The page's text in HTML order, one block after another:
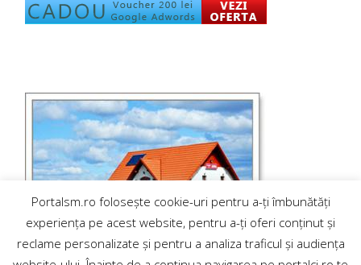
Portalsm.ro folosește cookie-uri pentru a-ți îmbunătăți
experiența pe acest website, pentru a-ți oferi conținut și
reclame personalizate și pentru a analiza traficul și audiența